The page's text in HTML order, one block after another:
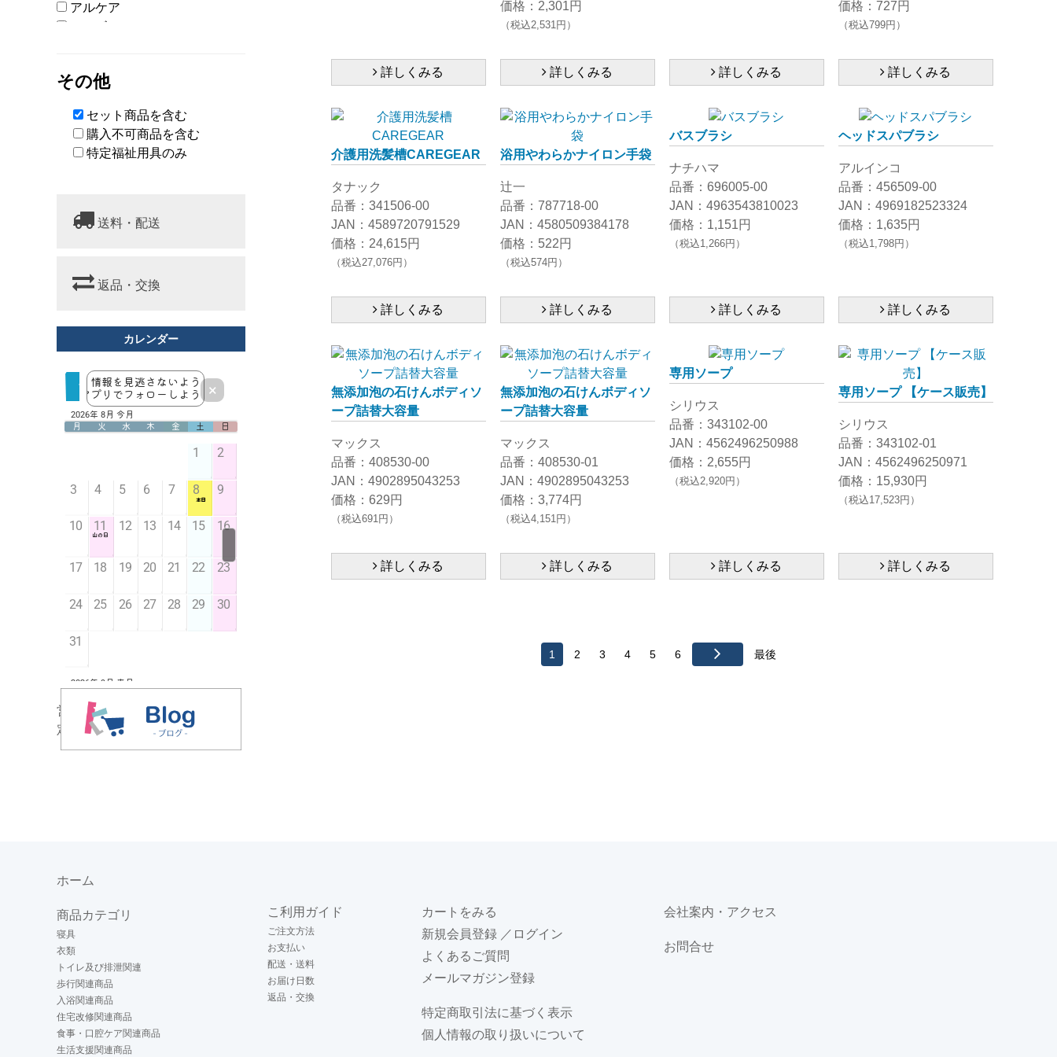
アルケア
アルボース
ウェルファン
大阪エンゼル
オカ
オカモト
キヨタ
神戸生絲
相模ゴム
サンコー
シリウス
ジェイアンドシー
自重堂
ジャパン・インターナショナ
タナック
玉川衛材
ダイト
辻一
ティティメディカル
ドットアンドビット
ナリス化粧品
白十字
ピジョンタヒラ
フェニックス
リッチェル
ローヤル化工
ワノケア
その他
セット商品を含む
購入不可商品を含む
特定福祉用具のみ
送料・配送
返品・交換
カレンダー
営業時間／10：00～16：00
定休日／土・日曜、祝日
詳しくみる
価格：2,301円
（税込2,531円）
詳しくみる 詳しくみる
価格：727円
（税込799円）
詳しくみる
介護用洗髪槽CAREGEAR
タナック
品番：341506-00
JAN：4589720791529
価格：24,615円
（税込27,076円）
詳しくみる
浴用やわらかナイロン手袋
辻一
品番：787718-00
JAN：4580509384178
価格：522円
（税込574円）
詳しくみる
バスブラシ
ナチハマ
品番：696005-00
JAN：4963543810023
価格：1,151円
（税込1,266円）
詳しくみる
ヘッドスパブラシ
アルインコ
品番：456509-00
JAN：4969182523324
価格：1,635円
（税込1,798円）
詳しくみる
無添加泡の石けんボディソ
ープ詰替大容量
マックス
品番：408530-00
JAN：4902895043253
価格：629円
（税込691円）
詳しくみる
無添加泡の石けんボディソ
ープ詰替大容量
マックス
品番：408530-01
JAN：4902895043253
価格：3,774円
（税込4,151円）
詳しくみる
専用ソープ
シリウス
品番：343102-00
JAN：4562496250988
価格：2,655円
（税込2,920円）
詳しくみる
専用ソープ 【ケース販売】
シリウス
品番：343102-01
JAN：4562496250971
価格：15,930円
（税込17,523円）
詳しくみる
1 2 3 4 5 6 最後
ホーム
商品カテゴリ
寝具
衣類
トイレ及び排泄関連
歩行関連商品
入浴関連商品
住宅改修関連商品
食事・口腔ケア関連商品
生活支援関連商品
こ利用ガイド
ご注文方法
お支払い
配送・送料
お届け日数
返品・交換
カートをみる
新規会員登録 ／ログイン
よくあるご質問
メールマガジン登録
特定商取引法に基づく表示
個人情報の取り扱いについて
会社案内・アクセス
お問合せ